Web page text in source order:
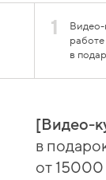
1
Видео-
в
[Видео-
в
от